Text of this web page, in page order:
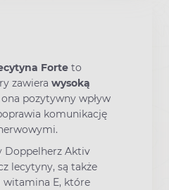
Forte to
zawiera wysoką
ona pozytywny wpływ
komunikację
Doppelherz Aktiv
lecytyny, są także
E, które